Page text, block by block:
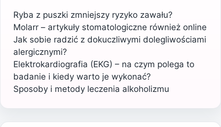
Ryba z puszki zmniejszy ryzyko zawału?
Molarr – artykuły stomatologiczne również online
Jak sobie radzić z dokuczliwymi dolegliwościami
alergicznymi?
Elektrokardiografia (EKG) – na czym polega to
badanie i kiedy warto je wykonać?
Sposoby i metody leczenia alkoholizmu